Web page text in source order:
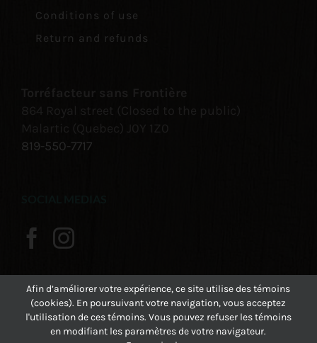
Conditions of use
Return and refunds
Torréfacteur sans Frontière
864 Royal street (Closed to the public)
819-550-7717
Afin d’améliorer votre expérience, ce site utilise des témoins
(cookies). En poursuivant votre navigation, vous acceptez
l'utilisation de ces témoins. Vous pouvez refuser les témoins
en modifiant les paramètres de votre navigateur.